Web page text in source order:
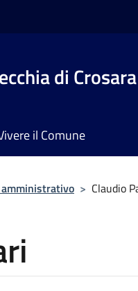
di Crosara
il Comune
amministrativo > Claudio